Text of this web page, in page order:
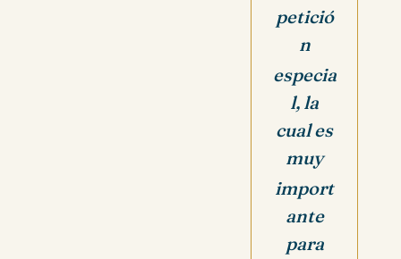
petició
n
especia
l, la
cual es
muy
import
ante
para